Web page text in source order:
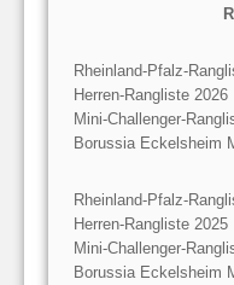
Rheinland-Pfalz-
Herren-Rangliste 2026
Mini-Challenger-
Borussia Eckelsheim
Rheinland-Pfalz-
Herren-Rangliste 2025
Mini-Challenger-
Borussia Eckelsheim